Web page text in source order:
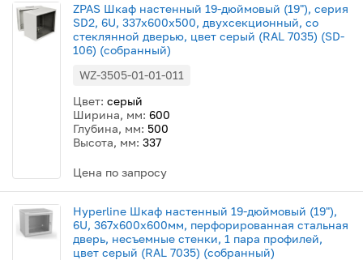
ZPAS Шкаф настенный 19-дюймовый (19"), серия
SD2, 6U, 337x600х500, двухсекционный, со
стеклянной дверью, цвет серый (RAL 7035) (SD-
106) (собранный)
WZ-3505-01-01-011
Цвет: серый
Ширина, мм: 600
Глубина, мм: 500
Высота, мм: 337
Цена по запросу
Hyperline Шкаф настенный 19-дюймовый (19"),
6U, 367x600х600мм, перфорированная стальная
дверь, несъемные стенки, 1 пара профилей,
цвет серый (RAL 7035) (собранный)